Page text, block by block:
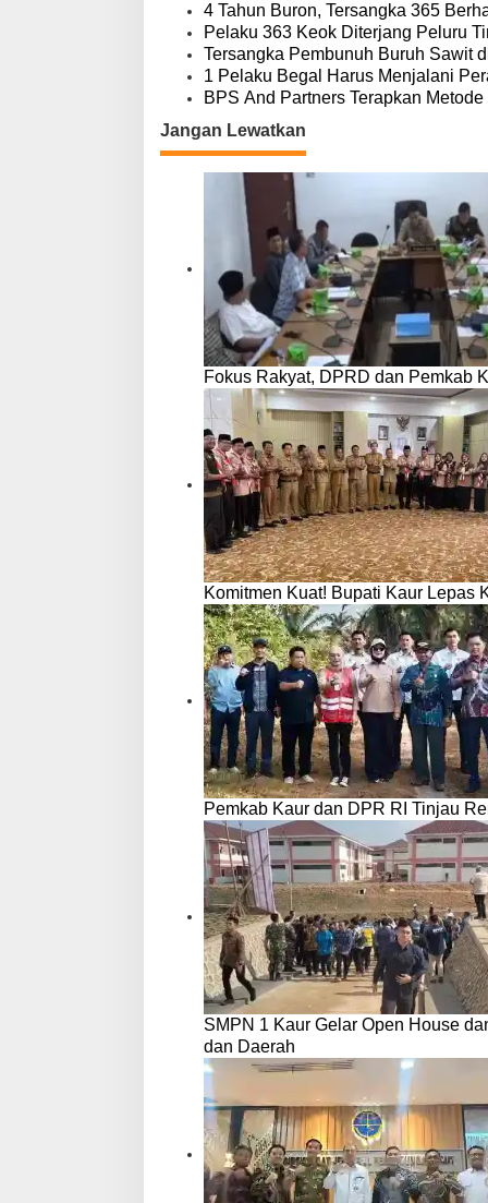
4 Tahun Buron, Tersangka 365
Pelaku 363 Keok Diterjang Peluru
Tersangka Pembunuh Buruh Sawit
1 Pelaku Begal Harus Menjalani
BPS And Partners Terapkan
Jangan Lewatkan
Fokus Rakyat, DPRD dan Pemkab
Komitmen Kuat! Bupati Kaur Lepas
Pemkab Kaur dan DPR RI Tinjau
SMPN 1 Kaur Gelar Open House
dan Daerah